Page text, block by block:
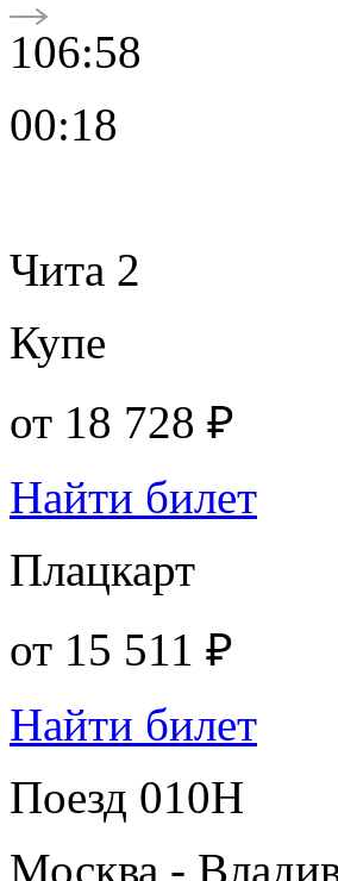
106:58
00:18
Чита 2
Купе
от 18 728 ₽
Найти билет
Плацкарт
от 15 511 ₽
Найти билет
Поезд 010Н
Москва -